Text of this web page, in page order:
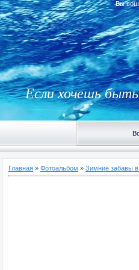
Вы
Если хочешь быть
Главная » Фотоальбом » Зимние забавы в